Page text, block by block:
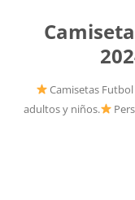
Camisetas
adultos y niños.